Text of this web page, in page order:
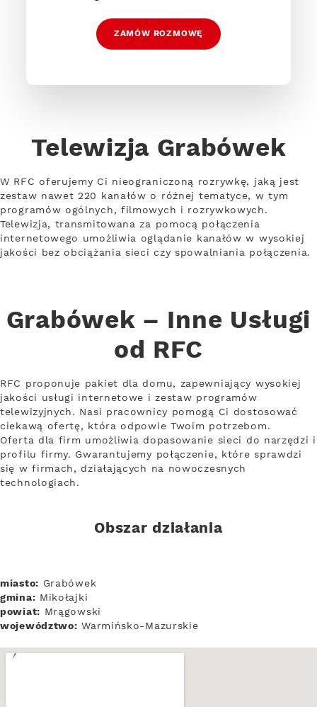
ZAMÓW ROZMOWĘ
Telewizja Grabówek
W RFC oferujemy Ci nieograniczoną rozrywkę, jaką jest
zestaw nawet 220 kanałów o różnej tematyce, w tym
programów ogólnych, filmowych i rozrywkowych.
Telewizja, transmitowana za pomocą połączenia
internetowego umożliwia oglądanie kanałów w wysokiej
jakości bez obciążania sieci czy spowalniania połączenia.
Grabówek – Inne Usługi
od RFC
RFC proponuje pakiet dla domu, zapewniający wysokiej
jakości usługi internetowe i zestaw programów
telewizyjnych. Nasi pracownicy pomogą Ci dostosować
ciekawą ofertę, która odpowie Twoim potrzebom.
Oferta dla firm umożliwia dopasowanie sieci do narzędzi i
profilu firmy. Gwarantujemy połączenie, które sprawdzi
się w firmach, działających na nowoczesnych
technologiach.
Obszar działania
miasto: Grabówek
gmina: Mikołajki
powiat: Mrągowski
województwo: Warmińsko-Mazurskie